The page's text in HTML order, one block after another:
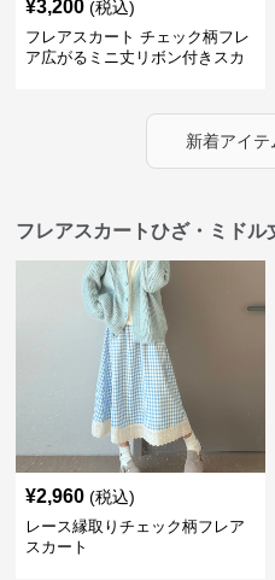
¥3,200 (税込)
フレアスカート チェック柄フレ
ア広がるミニ丈リボン付きスカ
新着アイ
フレアスカートひざ・ミドル
¥2,960 (税込)
レース縁取りチェック柄フレア
スカート